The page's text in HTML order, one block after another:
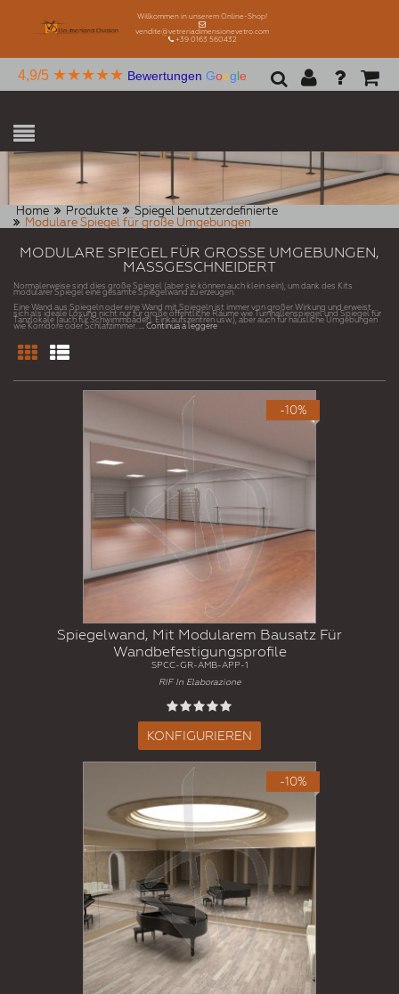
Willkommen in unserem Online-Shop!
vendite@vetreriadimensionevetro.com
+39 0163 560432
4,9/5 ★★★★★ Bewertungen Google
Home Produkte
Spiegel benutzerdefinierte
Modulare Spiegel für große Umgebungen
MODULARE SPIEGEL FÜR GROSSE UMGEBUNGEN,
MASSGESCHNEIDERT
Normalerweise sind dies große Spiegel (aber sie können auch klein sein), um dank des Kits
modularer Spiegel eine gesamte Spiegelwand zu erzeugen.
Eine Wand aus Spiegeln oder eine Wand mit Spiegeln ist immer von großer Wirkung und erweist
sich als ideale Lösung nicht nur für große öffentliche Räume wie Turnhallenspiegel und Spiegel für
Tanzlokale (auch für Schwimmbäder). Einkaufszentren usw.), aber auch für häusliche Umgebungen
wie Korridore oder Schlafzimmer. ... Continua a leggere
-10%
Spiegelwand, Mit Modularem Bausatz Für
Wandbefestigungsprofile
SPCC-GR-AMB-APP-1
RIF In Elaborazione
KONFIGURIEREN
-10%